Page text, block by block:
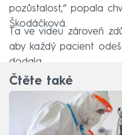
pozůstalost,“ popala
Škodáčková.
Ta ve videu zároveň
aby každý pacient
dodala.
Čtěte také